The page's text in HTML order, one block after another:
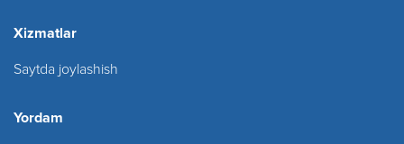
Xizmatlar
Saytda joylashish
Yordam